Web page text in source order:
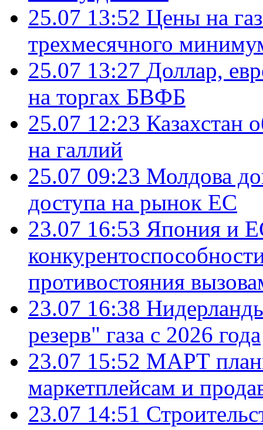
25.07 13:52 Цены на
трехмесячного
25.07 13:27 Доллар,
на торгах БВФБ
25.07 12:23 Казахстан
на галлий
25.07 09:23 Молдова
доступа на рынок ЕС
23.07 16:53 Япония и
противостояния
23.07 16:38
резерв" газа с 2026 года
23.07 15:52 МАРТ
маркетплейсам и
23.07 14:51